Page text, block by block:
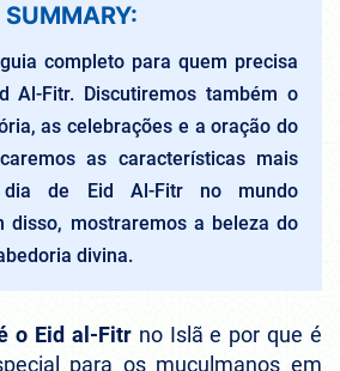
SUMMARY:
completo para quem precisa
Al-Fitr. Discutiremos também o
as celebrações e a oração do
as características mais
dia de Eid Al-Fitr no mundo
disso, mostraremos a beleza do
divina.
o Eid al-Fitrno Islã e por que é
para os muçulmanos em